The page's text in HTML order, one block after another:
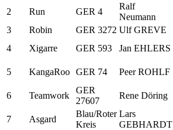
2 Run GER 4
Ralf
Neumann
3
Robin GER 3272 Ulf GREVE
4
Xigarre GER 593 Jan EHLERS
5 KangaRoo GER 74 Peer ROHLF
6 Teamwork
GER
27607
Rene Döring
7 Asgard
Blau/Roter
Kreis
Lars
GEBHARDT